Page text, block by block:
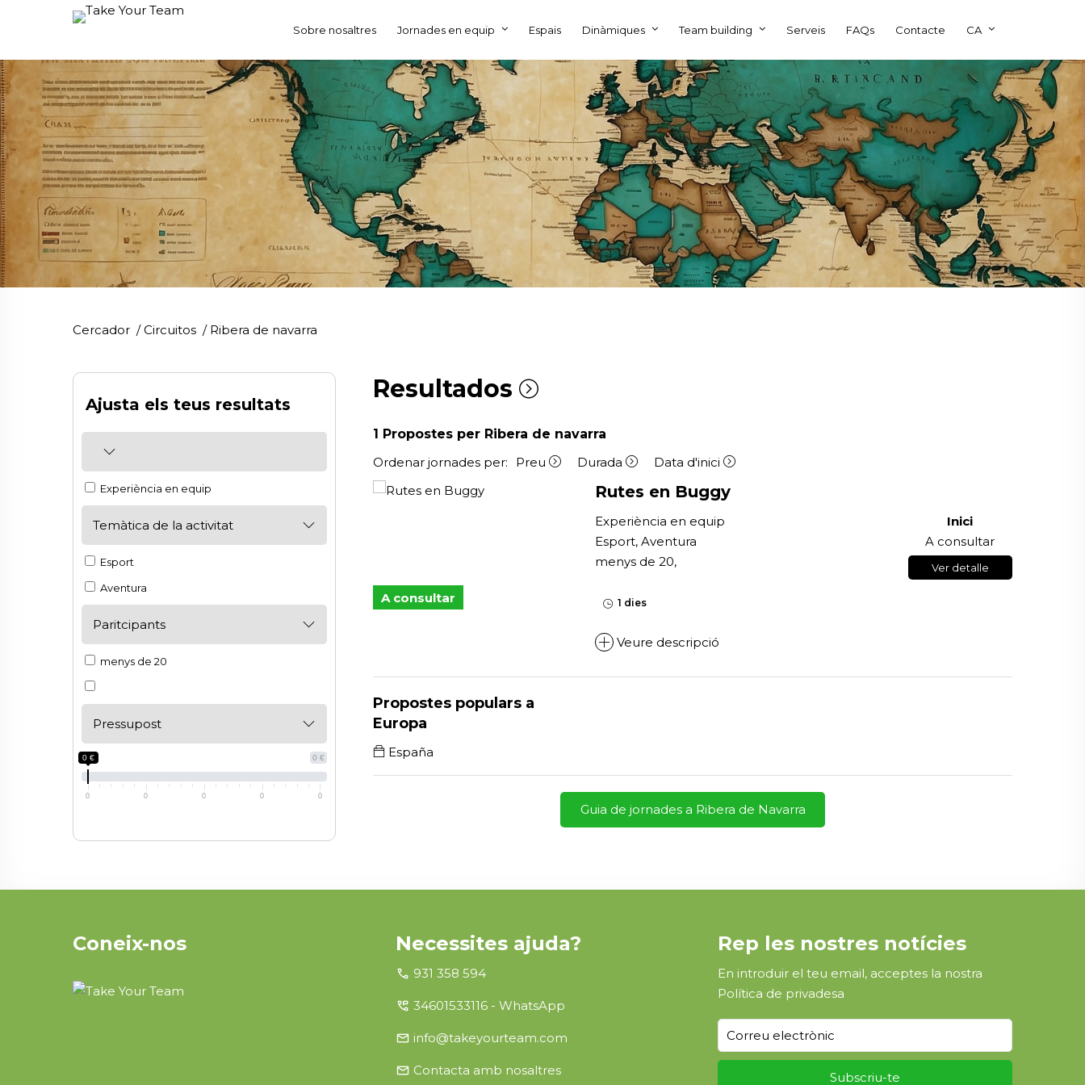
Sobre nosaltres Jornades en equip Espais Dinàmiques Team building Serveis FAQs Contacte CA
Cercador /Circuitos / Ribera de navarra
Resultados
1
Propostes per Ribera de navarra
Ordenar jornades per:
Preu Durada Data d'inici
A consultar
Rutes en Buggy
Experiència en equip
Esport, Aventura
menys de 20,
1 dies
Veure descripció
Inici
A consultar
Ver detalle
Propostes populars a
Europa
España
Guia de jornades a Ribera de Navarra
Ajusta els teus resultats
Experiència en equip
Temàtica de la activitat
Esport
Aventura
Paritcipants
menys de 20
Pressupost
0 €
0 €
0 0 0 0 0
Coneix-nos Necessites ajuda?
call 931 358 594
perm_phone_msg 34601533116 - WhatsApp
email info@takeyourteam.com
email Contacta amb nosaltres
Rep les nostres notícies
En introduir el teu email, acceptes la nostra
Política de privadesa